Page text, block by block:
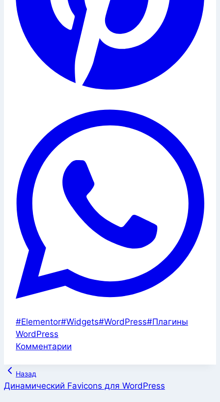
Метки
записи:
#Elementor#Widgets#WordPress#Плагины
WordPress
Комментарии
Навигация
по
Назад
Динамический Favicons для WordPress